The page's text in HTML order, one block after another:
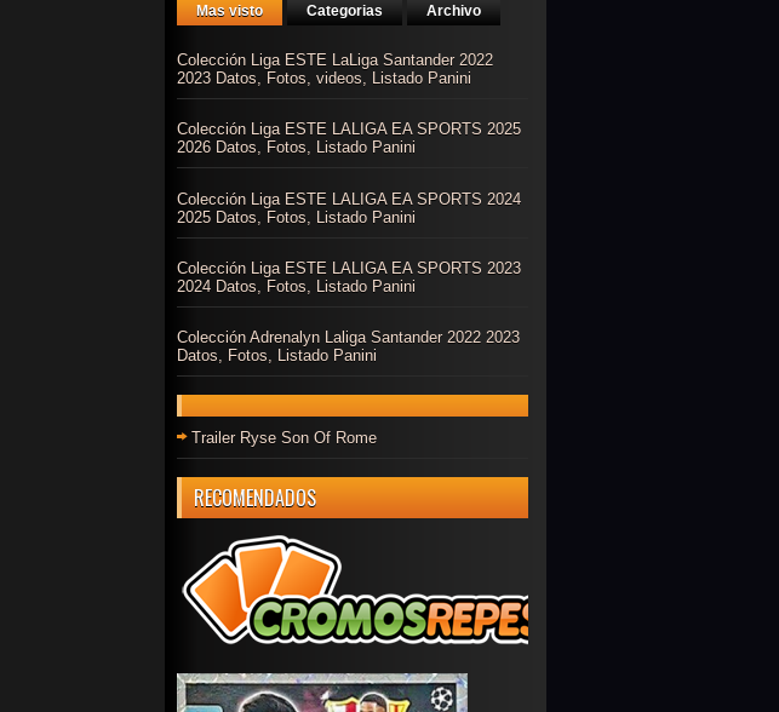
Mas visto Categorias Archivo
Colección Liga ESTE LaLiga Santander 2022
2023 Datos, Fotos, videos, Listado Panini
Colección Liga ESTE LALIGA EA SPORTS 2025
2026 Datos, Fotos, Listado Panini
Colección Liga ESTE LALIGA EA SPORTS 2024
2025 Datos, Fotos, Listado Panini
Colección Liga ESTE LALIGA EA SPORTS 2023
2024 Datos, Fotos, Listado Panini
Colección Adrenalyn Laliga Santander 2022 2023
Datos, Fotos, Listado Panini
Trailer Ryse Son Of Rome
RECOMENDADOS